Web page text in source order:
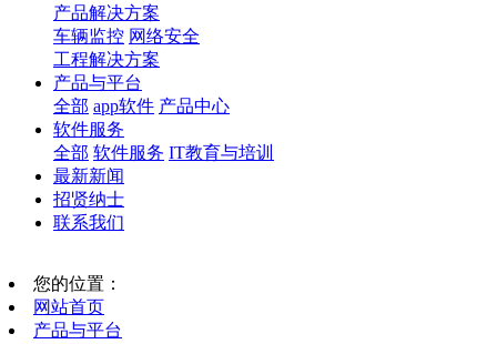
产品解决方案
车辆监控 网络安全
工程解决方案
产品与平台
全部 app软件 产品中心
软件服务
全部 软件服务 IT教育与培训
最新新闻
招贤纳士
联系我们
您的位置：
网站首页
产品与平台